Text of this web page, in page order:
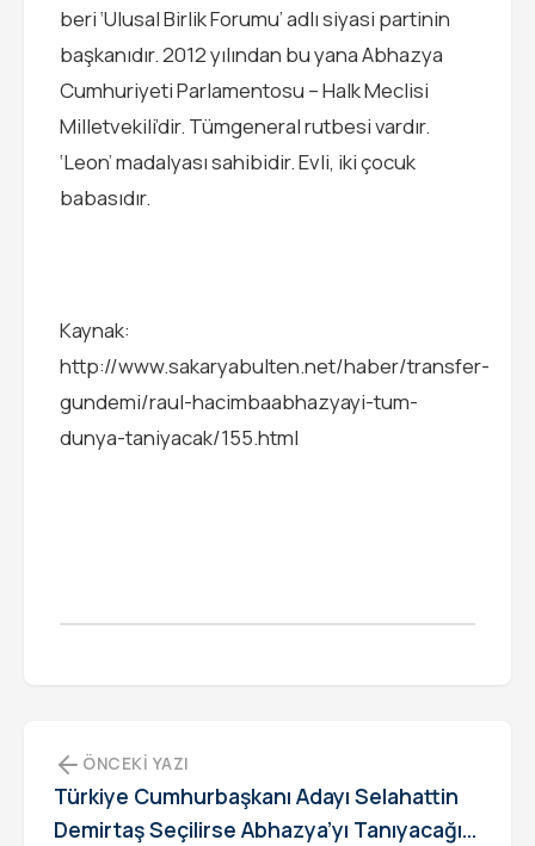
beri ‘Ulusal Birlik Forumu’ adlı siyasi partinin
başkanıdır. 2012 yılından bu yana Abhazya
Cumhuriyeti Parlamentosu – Halk Meclisi
Milletvekili’dir. Tümgeneral rutbesi vardır.
‘Leon’ madalyası sahibidir. Evli, iki çocuk
babasıdır.
Kaynak:
http://www.sakaryabulten.net/haber/transfer-
gundemi/raul-hacimbaabhazyayi-tum-
dunya-taniyacak/155.html
ÖNCEKI YAZI
Türkiye Cumhurbaşkanı Adayı Selahattin
Demirtaş Seçilirse Abhazya’yı Tanıyacağını